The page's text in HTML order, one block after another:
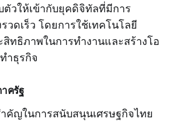
ตัวให้เข้ากับยุคดิจิทัลที่มีการ
วดเร็ว โดยการใช้เทคโนโลยี
สิทธิภาพในการทำงานและสร้างโอ
ำธุรกิจ
ครัฐ
คัญในการสนับสนุนเศรษฐกิจไทย